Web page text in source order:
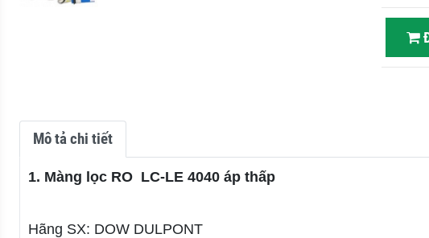
Mô tả chi tiết
1. Màng lọc RO LC-LE 4040 áp thấp
Hãng SX: DOW DULPONT